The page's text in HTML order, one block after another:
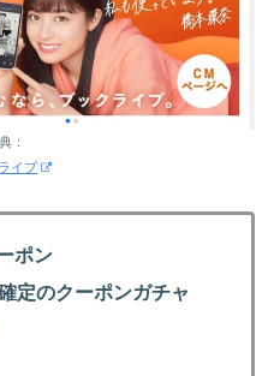
：
イブ
ポン
定のクーポンガチャ